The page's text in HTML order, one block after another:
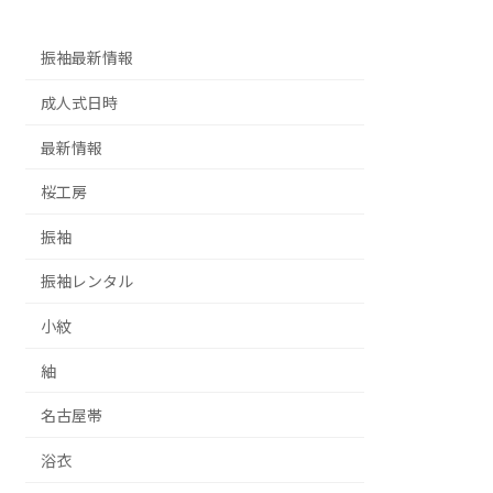
振袖最新情報
成人式日時
最新情報
桜工房
振袖
振袖レンタル
小紋
紬
名古屋帯
浴衣